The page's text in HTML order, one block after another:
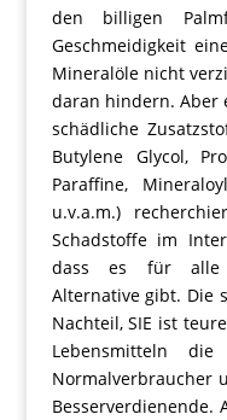
den billigen
Geschmeidigkeit
Mineralöle nicht
daran hindern. Aber
schädliche
Butylene Glycol,
Paraffine,
u.v.a.m.)
Schadstoffe im
dass es für alle
Alternative gibt. Die
Nachteil, SIE ist
Lebensmitteln
Normalverbraucher
Besserverdienende.